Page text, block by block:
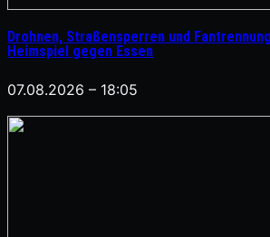
Drohnen, Straßensperren und
Heimspiel gegen Essen
07.08.2026 – 18:05